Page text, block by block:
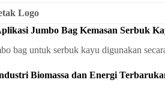
Logo
Jumbo Bag Kemasan Serbuk
bag untuk serbuk kayu digunakan
Biomassa dan Energi